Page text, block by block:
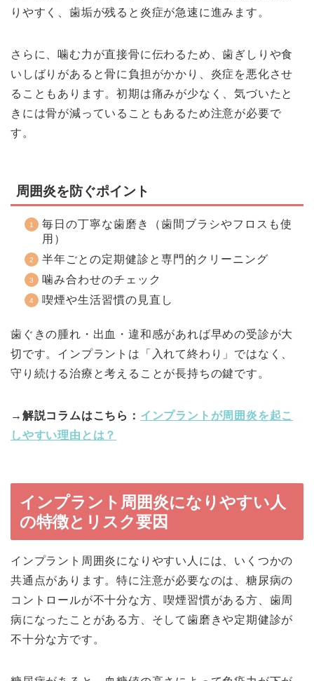
りやすく、歯垢が残ると炎症が急速に進みます。
さらに、噛む力が直接骨に伝わるため、歯ぎしりや食
いしばりがあると骨に負担がかかり、炎症を悪化させ
ることもあります。初期は痛みが少なく、気づいたと
きには骨が減っていることもあるため注意が必要で
す。
周囲炎を防ぐポイント
毎日の丁寧な歯磨き（歯間ブラシやフロスも使
用）
半年ごとの定期健診と専門的クリーニング
噛み合わせのチェック
喫煙や生活習慣の見直し
歯ぐきの腫れ・出血・違和感があれば早めの受診が大
切です。インプラントは「入れて終わり」ではなく、
守り続ける治療と考えることが長持ちの鍵です。
→解説コラムはこちら： インプラントが周囲炎を起こ
しやすい理由とは？
インプラント周囲炎になりやすい人
の特徴とリスク要因
インプラント周囲炎になりやすい人には、いくつかの
共通点があります。特に注意が必要なのは、糖尿病の
コントロールが不十分な方、喫煙習慣がある方、歯周
病になったことがある方、そして歯磨きや定期健診が
不十分な方です。